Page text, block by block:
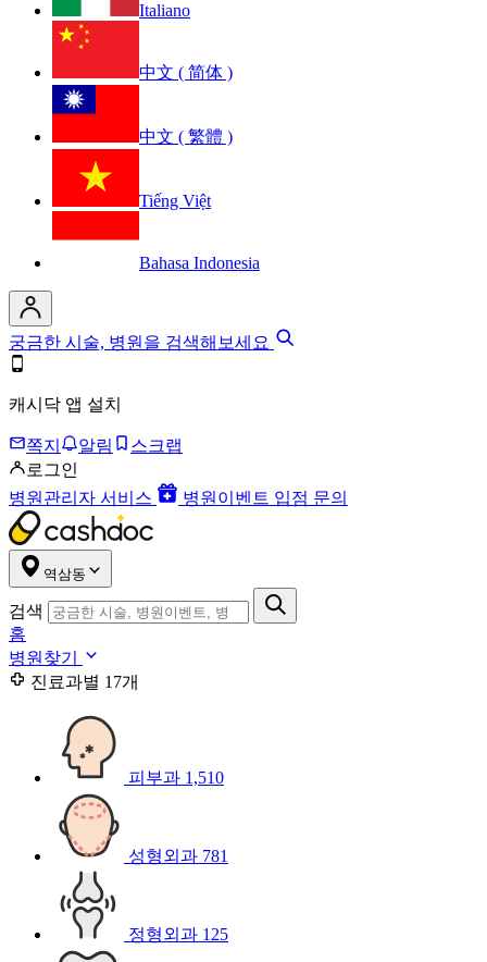
Italiano
中文 ( 简体 )
中文 ( 繁體 )
Tiếng Việt
Bahasa Indonesia
궁금한 시술, 병원을 검색해보세요
캐시닥 앱 설치
쪽지 알림
스크랩
로그인
병원관리자 서비스
병원이벤트 입점 문의
역삼동
검색
홈
병원찾기
진료과별 17개
피부과 1,510
성형외과 781
정형외과 125